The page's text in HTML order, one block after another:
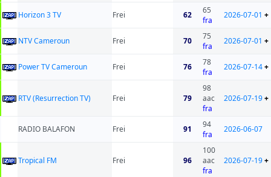
Horizon 3 TV Frei 62
65
fra
2026-07-01 +
NTV Cameroun Frei 70
75
fra
2026-07-01 +
Power TV Cameroun Frei 76
78
fra
2026-07-14+
RTV (Resurrection TV) Frei 79
98
aac
fra
2026-07-19+
RADIO BALAFON Frei 91
94
fra
2026-06-07
Tropical FM Frei 96
100
aac
fra
2026-07-19+